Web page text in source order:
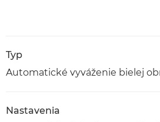
Typ
Automatické vyváženie bielej
Nastavenia